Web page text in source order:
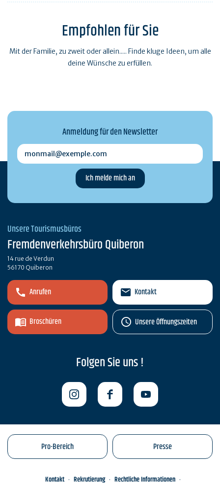
Empfohlen für Sie
Mit der Familie, zu zweit oder allein..... Finde kluge Ideen, um alle
deine Wünsche zu erfüllen.
Anmeldung für den Newsletter
monmail@exemple.com
Unsere Tourismusbüros
Fremdenverkehrsbüro Quiberon
14 rue de Verdun
56170 Quiberon
Anrufen
Broschüren
Kontakt
Unsere Öffnungszeiten
Folgen Sie uns !
Pro-Bereich Presse
Kontakt Rekrutierung Rechtliche Informationen